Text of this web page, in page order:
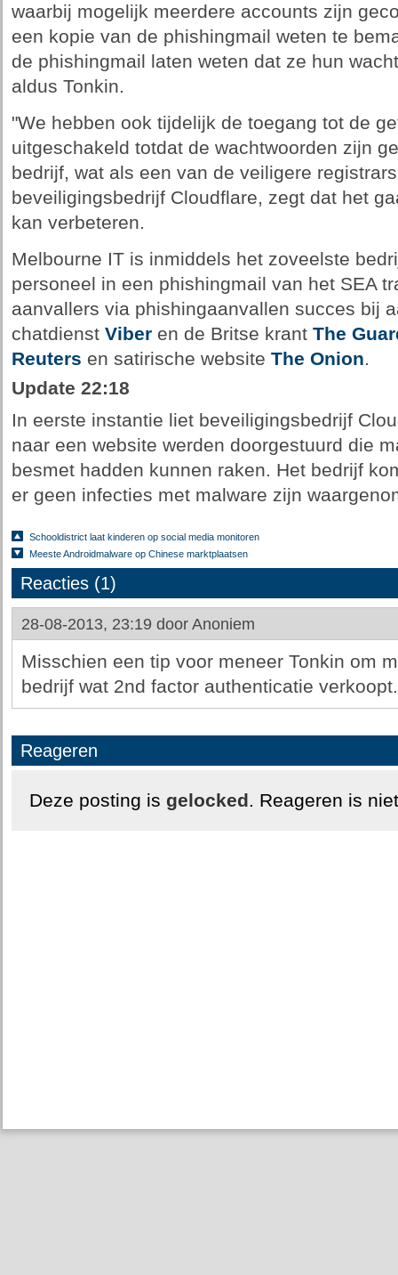
waarbij mogelijk meerdere accounts zijn
een kopie van de phishingmail weten te
de phishingmail laten weten dat ze hun
aldus Tonkin.
"We hebben ook tijdelijk de toegang tot de
uitgeschakeld totdat de wachtwoorden zijn
bedrijf, wat als een van de veiligere
beveiligingsbedrijf Cloudflare, zegt dat het
kan verbeteren.
Melbourne IT is inmiddels het zoveelste
personeel in een phishingmail van het SEA
aanvallers via phishingaanvallen succes bij
chatdienst Viberen de Britse krant The
Reuters en satirische website The Onion.
Update 22:18
In eerste instantie liet beveiligingsbedrijf
naar een website werden doorgestuurd die
besmet hadden kunnen raken. Het bedrijf
er geen infecties met malware zijn
Schooldistrict laat kinderen op social media monitoren
Meeste Androidmalware op Chinese marktplaatsen
Reacties (1)
28-08-2013, 23:19 door Anoniem
Misschien een tip voor meneer Tonkin om
bedrijf wat 2nd factor authenticatie verkoopt.
Reageren
Deze posting is gelocked. Reageren is